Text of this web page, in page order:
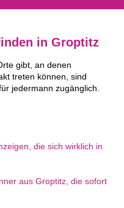
in Groptitz
gibt, an denen
treten können, sind
jedermann zugänglich.
die sich wirklich in
aus Groptitz, die sofort